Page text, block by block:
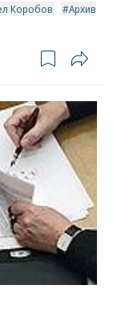
Коробов
Архив